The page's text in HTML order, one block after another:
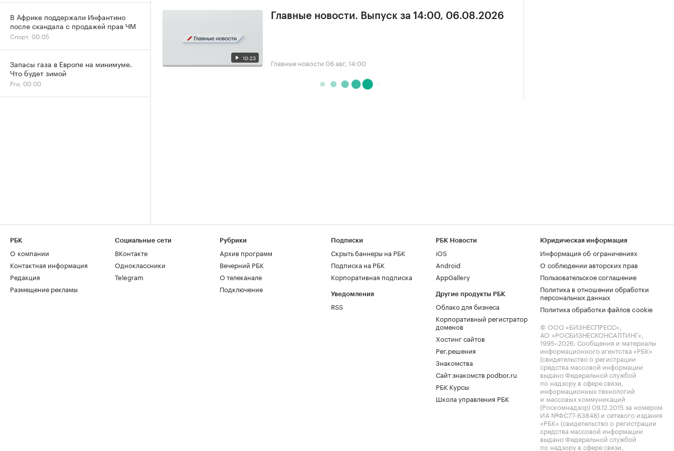
10:23
Главные новости. Выпуск за 14:00, 06.08.2026
Главные новости 06 авг, 14:00
В Африке поддержали Инфантино
после скандала с продажей прав ЧМ
Спорт, 00:05
Запасы газа в Европе на минимуме.
Что будет зимой
Pro, 00:00
РБК
О компании
Контактная информация
Редакция
Размещение рекламы
Социальные сети
ВКонтакте
Одноклассники
Telegram
Рубрики
Архив программ
Вечерний РБК
О телеканале
Подключение
Подписки
Скрыть баннеры на РБК
Подписка на РБК
Корпоративная подписка
Уведомления
RSS
РБК Новости
iOS
Android
AppGallery
Другие продукты РБК
Облако для бизнеса
Корпоративный регистратор
доменов
Хостинг сайтов
Рег.решения
Знакомства
Сайт знакомств podbor.ru
РБК Курсы
Школа управления РБК
Юридическая информация
Информация об ограничениях
О соблюдении авторских прав
Пользовательское соглашение
Политика в отношении обработки
персональных данных
Политика обработки файлов cookie
© ООО «БИЗНЕСПРЕСС»,
АО «РОСБИЗНЕСКОНСАЛТИНГ»,
1995–2026. Сообщения и материалы
информационного агентства «РБК»
(свидетельство о регистрации
средства массовой информации
выдано Федеральной службой
по надзору в сфере связи,
информационных технологий
и массовых коммуникаций
(Роскомнадзор) 09.12.2015 за номером
ИА №ФС77-63848) и сетевого издания
«РБК» (свидетельство о регистрации
средства массовой информации
выдано Федеральной службой
по надзору в сфере связи,